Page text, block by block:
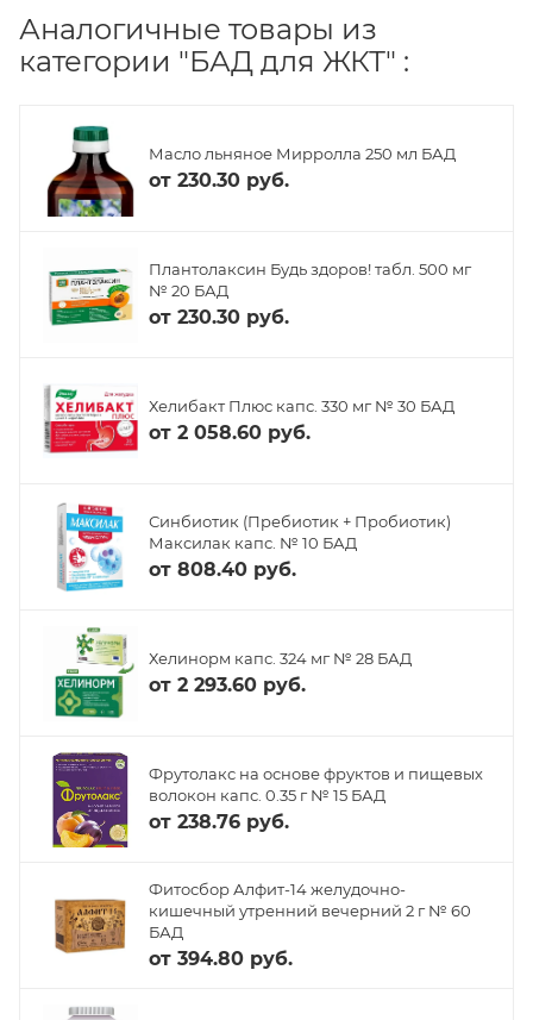
Аналогичные товары из
категории "БАД для ЖКТ" :
Масло льняное Мирролла 250 мл БАД
от 230.30 руб.
Плантолаксин Будь здоров! табл. 500 мг
№ 20 БАД
от 230.30 руб.
Хелибакт Плюс капс. 330 мг № 30 БАД
от 2 058.60 руб.
Синбиотик (Пребиотик + Пробиотик)
Максилак капс. № 10 БАД
от 808.40 руб.
Хелинорм капс. 324 мг № 28 БАД
от 2 293.60 руб.
Фрутолакс на основе фруктов и пищевых
волокон капс. 0.35 г № 15 БАД
от 238.76 руб.
Фитосбор Алфит-14 желудочно-
кишечный утренний вечерний 2 г № 60
БАД
от 394.80 руб.